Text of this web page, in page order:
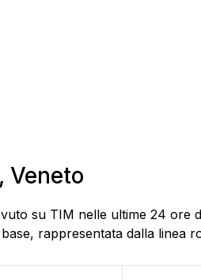
Veneto
su TIM nelle ultime 24
rappresentata dalla linea